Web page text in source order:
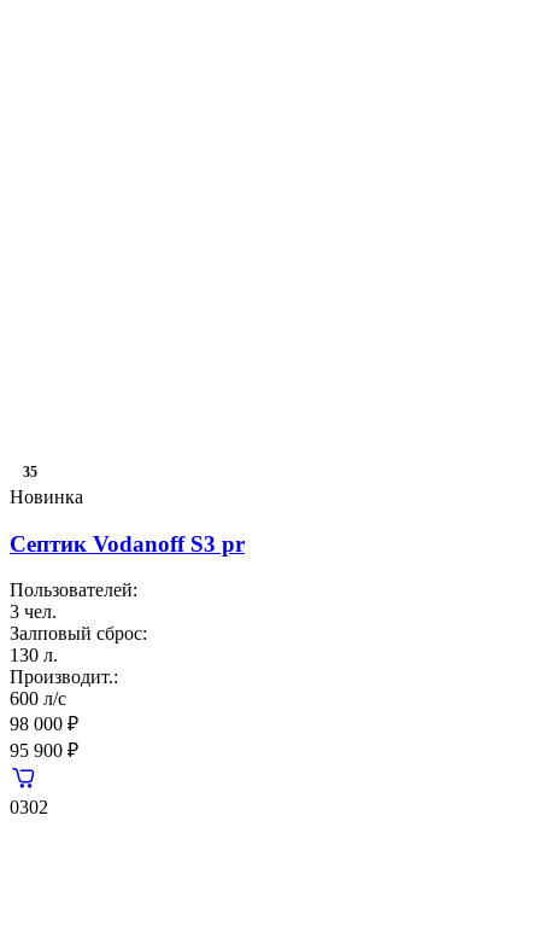
35
Новинка
Септик Vodanoff S3 pr
Пользователей:
3 чел.
Залповый сброс:
130 л.
Производит.:
600 л/с
98 000 ₽
95 900 ₽
0302